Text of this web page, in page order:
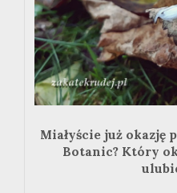
Miałyście już okazję
Botanic? Który